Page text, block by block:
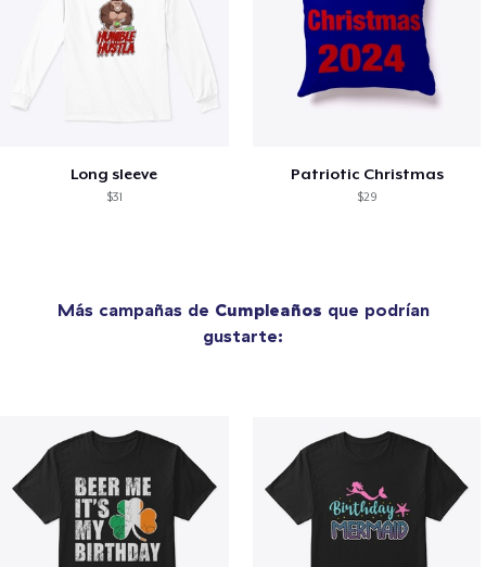
Long sleeve
$31
Patriotic Christmas
$29
Más campañas de Cumpleaños que podrían
gustarte: